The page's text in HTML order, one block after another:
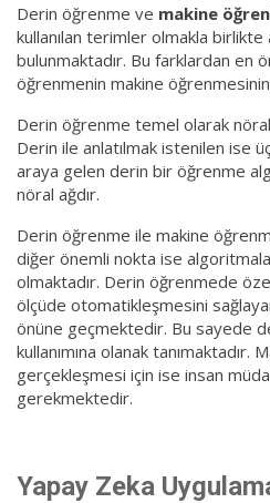
Derin öğrenme ve makine
kullanılan terimler olmakla birlikte
bulunmaktadır. Bu farklardan en
öğrenmenin makine
Derin öğrenme temel olarak
Derin ile anlatılmak istenilen ise
araya gelen derin bir öğrenme
nöral ağdır.
Derin öğrenme ile makine
diğer önemli nokta ise
olmaktadır. Derin öğrenmede
ölçüde otomatikleşmesini
önüne geçmektedir. Bu sayede
kullanımına olanak tanımaktadır.
gerçekleşmesi için ise insan
gerekmektedir.
Yapay Zeka